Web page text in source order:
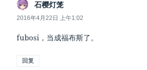
石樱灯笼
道：
2016年4月22日 上午1:02
fubosi，当成福布斯了。
回复